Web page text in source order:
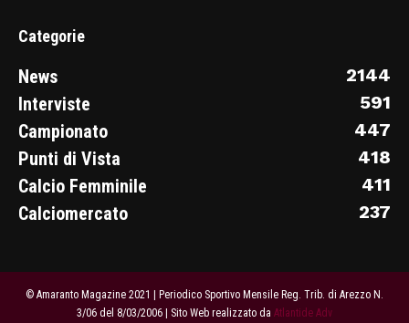
Categorie
News
2144
Interviste
591
Campionato
447
Punti di Vista
418
Calcio Femminile
411
Calciomercato
237
© Amaranto Magazine 2021 | Periodico Sportivo Mensile Reg. Trib. di Arezzo N.
3/06 del 8/03/2006 | Sito Web realizzato da Atlantide Adv